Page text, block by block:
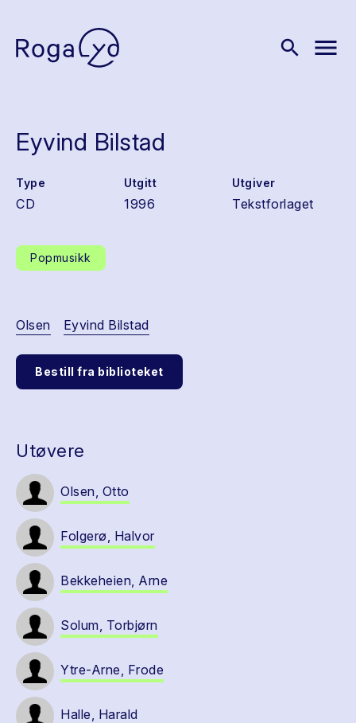
search menu
Eyvind Bilstad
Type
CD
Utgitt
1996
Utgiver
Tekstforlaget
Popmusikk
Olsen Eyvind Bilstad
Bestill fra biblioteket
Utøvere
Olsen, Otto
Folgerø, Halvor
Bekkeheien, Arne
Solum, Torbjørn
Ytre-Arne, Frode
Halle, Harald